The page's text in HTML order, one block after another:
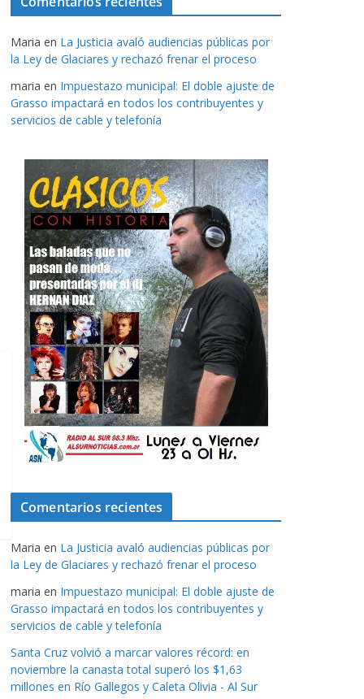
Maria en La Justicia avaló audiencias públicas por
la Ley de Glaciares y rechazó frenar el proceso
maria en Impuestazo municipal: El doble ajuste de
Grasso impactará en todos los contribuyentes y
servicios de cable y telefonía
Comentarios recientes
Maria en La Justicia avaló audiencias públicas por
la Ley de Glaciares y rechazó frenar el proceso
maria en Impuestazo municipal: El doble ajuste de
Grasso impactará en todos los contribuyentes y
servicios de cable y telefonía
Santa Cruz volvió a marcar valores récord: en
noviembre la canasta total superó los $1,63
millones en Río Gallegos y Caleta Olivia - Al Sur